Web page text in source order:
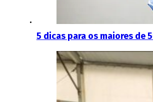
5 dicas para os maiores de